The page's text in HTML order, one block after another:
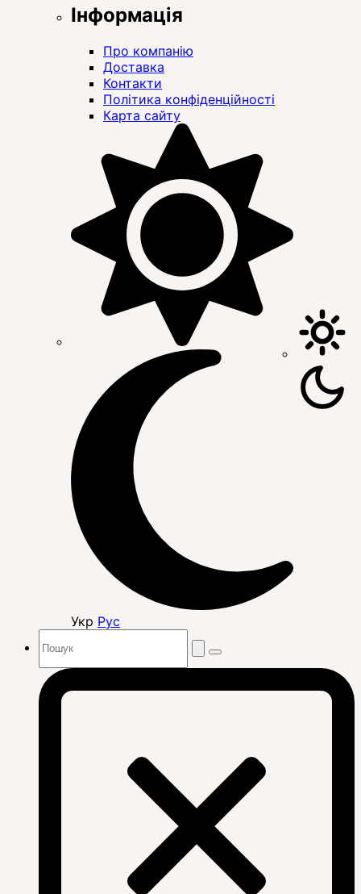
Інформація
Про компанію
Доставка
Контакти
Політика конфіденційності
Карта сайту
Укр Рус